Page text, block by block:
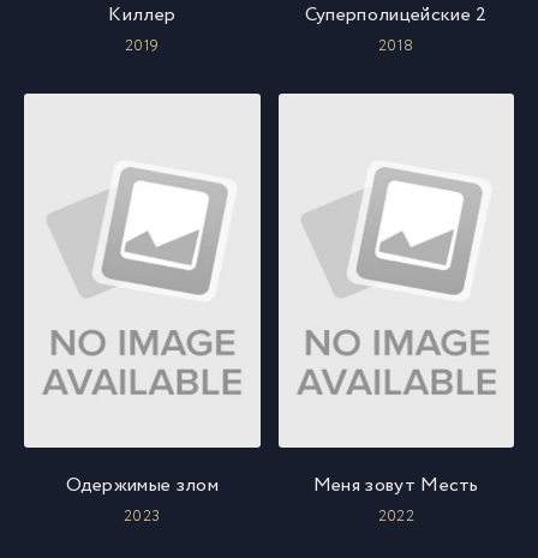
Киллер
2019
Суперполицейские 2
2018
Одержимые злом
2023
Меня зовут Месть
2022